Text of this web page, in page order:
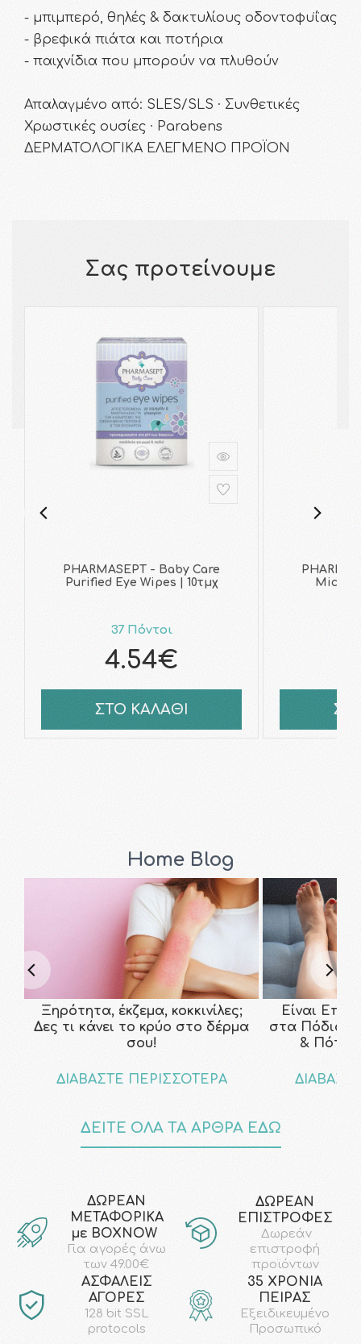
- μπιμπερό, θηλές & δακτυλίους οδοντοφυΐας
- βρεφικά πιάτα και ποτήρια
- παιχνίδια που μπορούν να πλυθούν
Απαλαγμένο από: SLES/SLS · Συνθετικές
Χρωστικές ουσίες · Parabens
ΔΕΡΜΑΤΟΛΟΓΙΚΑ ΕΛΕΓΜΕΝΟ ΠΡΟΪΟΝ
Σας προτείνουμε
PHARMASEPT - Baby Care
Purified Eye Wipes | 10τμχ
37 Πόντοι
4.54€
ΣΤΟ ΚΑΛΑΘΙ
Home Blog
Ξηρότητα, έκζεμα, κοκκινίλες;
Δες τι κάνει το κρύο στο δέρμα
σου!
ΔΙΑΒΑΣΤΕ ΠΕΡΙΣΣΟΤΕΡΑ
Είναι
στα Πόδια;
& Πότε
ΔΕΙΤΕ ΟΛΑ ΤΑ ΑΡΘΡΑ ΕΔΩ
ΔΩΡΕΑΝ
ΜΕΤΑΦΟΡΙΚΑ
με ΒΟΧΝΟW
Για αγορές άνω
των 49.00€
ΔΩΡΕΑΝ
ΕΠΙΣΤΡΟΦΕΣ
Δωρεάν
επιστροφή
προϊόντων
AΣΦΑΛΕΙΣ
ΑΓΟΡΕΣ
128 bit SSL
protocols
35 ΧΡΟΝΙΑ
ΠΕΙΡΑΣ
Εξειδικευμένο
Προσωπικό